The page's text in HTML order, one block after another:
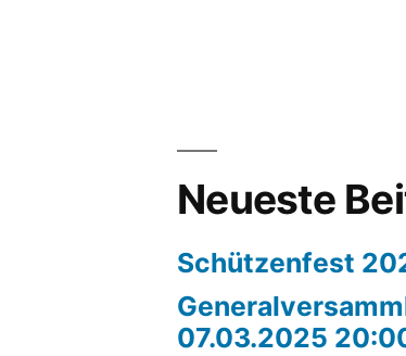
Neueste
Schützenfest
07.03.2025